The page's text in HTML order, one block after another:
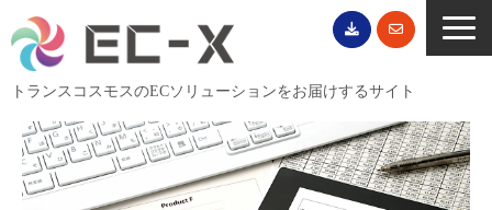
トランスコスモスのECソリューションをお届けするサイト
TOP
サービス一覧